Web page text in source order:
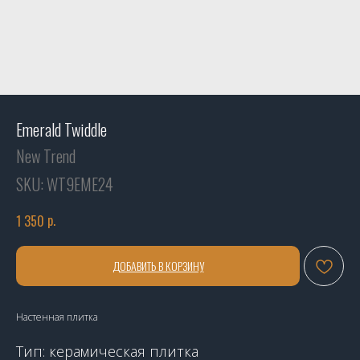
Emerald Twiddle
New Trend
SKU: WT9EME24
1 350 р.
ДОБАВИТЬ В КОРЗИНУ
Настенная плитка
Тип: керамическая плитка